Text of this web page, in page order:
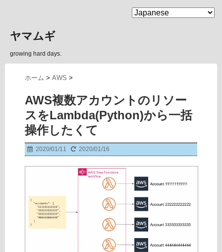
MENU
ヤマムギ
growing hard days.
ホーム > AWS >
AWS複数アカウントのリソー
スをLambda(Python)から一括
操作したくて
2020/01/11 2020/01/16